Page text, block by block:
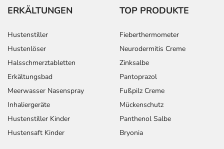
ERKÄLTUNGEN
Hustenstiller
Hustenlöser
Halsschmerztabletten
Erkältungsbad
Meerwasser Nasenspray
Inhaliergeräte
Hustenstiller Kinder
Hustensaft Kinder
TOP PRODUKTE
Fieberthermometer
Neurodermitis Creme
Zinksalbe
Pantoprazol
Fußpilz Creme
Mückenschutz
Panthenol Salbe
Bryonia